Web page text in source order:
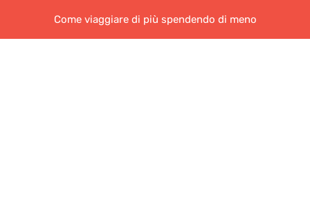
Come viaggiare di più spendendo di meno